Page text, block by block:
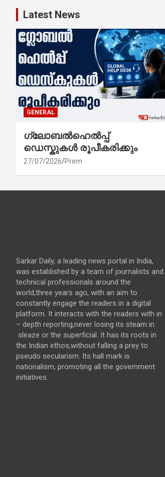
Latest News
GENERAL
ഗ്ലോബൽഹെൽപ്പ്
ഡെസ്കുകൾ രൂപീകരിക്കും
27/07/2026 Prem
Sarkar Daily, a leading news portal in India,
was established by a team of journalists and
technical professionals around the
world,three years ago, with an aim to
constantly engage the readers in a digital
platform. It interacts with the readers with in
– depth reporting,never losing its steam in
sleaze or the superficial. It has its roots in
the Indian ethos,without falling a prey to
pseudo secularism. Its hall mark is
nationalism, promoting all the government
initiatives.